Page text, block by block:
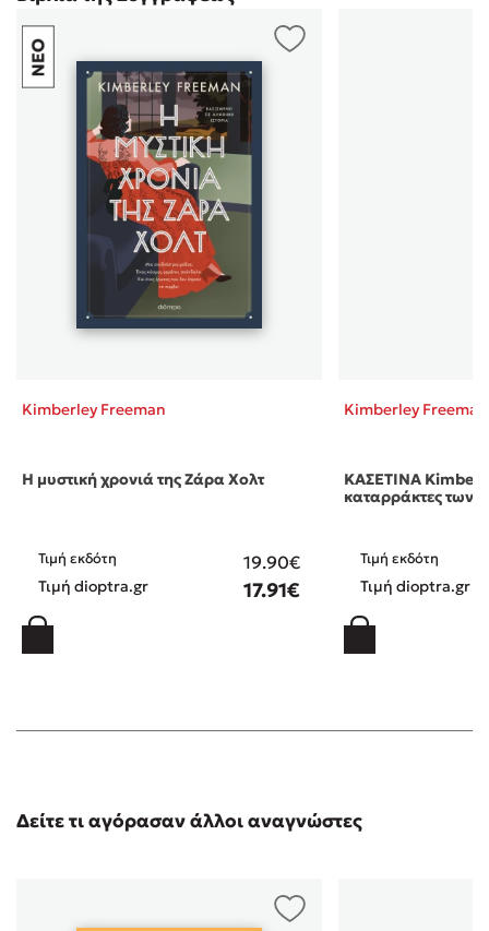
Kimberley Freeman
Η μυστική χρονιά της Ζάρα Χολτ
Τιμή εκδότη 19.90€
Τιμή dioptra.gr 17.91€
Kimberley Freeman
ΚΑΣΕΤΙΝΑ
καταρράκτες των
Τιμή εκδότη
Τιμή dioptra.gr
Δείτε τι αγόρασαν άλλοι αναγνώστες